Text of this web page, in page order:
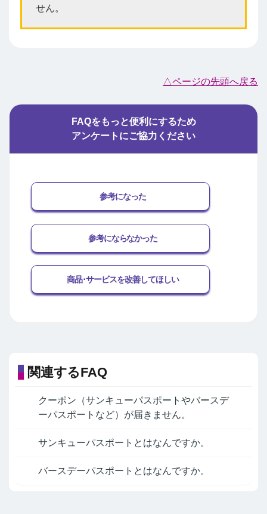
せん。
△ページの先頭へ戻る
FAQをもっと便利にするため
アンケートにご協力ください
参考になった
参考にならなかった
商品･サービスを改善してほしい
関連するFAQ
クーポン（サンキューパスポートやバースデ
ーパスポートなど）が届きません。
サンキューパスポートとはなんですか。
バースデーパスポートとはなんですか。